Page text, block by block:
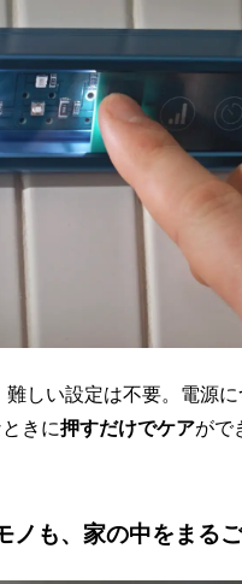
しい設定は不要。電源
きに押すだけでケアがで
ノも、家の中をまる